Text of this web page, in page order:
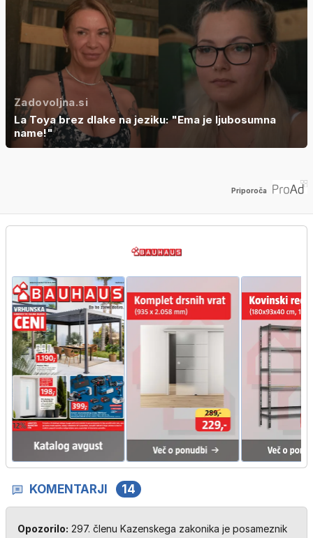
Zadovoljna.si
La Toya brez dlake na jeziku: "Ema je ljubosumna
name!"
Priporoča
KOMENTARJI 14
Opozorilo: 297. členu Kazenskega zakonika je posameznik